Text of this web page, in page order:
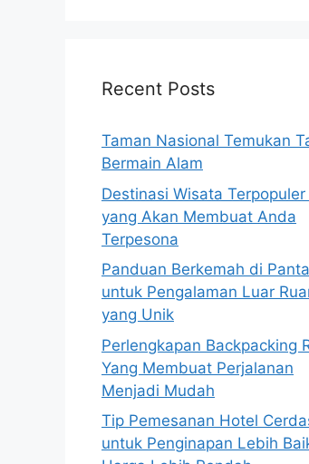
Recent Posts
Taman Nasional Temukan
Bermain Alam
Destinasi Wisata
yang Akan Membuat Anda
Terpesona
Panduan Berkemah di
untuk Pengalaman Luar
yang Unik
Perlengkapan Backpacking
Yang Membuat Perjalanan
Menjadi Mudah
Tip Pemesanan Hotel
untuk Penginapan Lebih